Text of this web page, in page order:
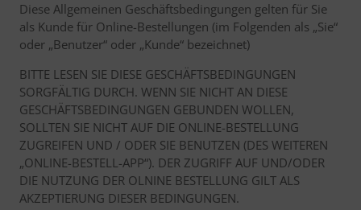
Diese Allgemeinen Geschäftsbedingungen gelten für Sie
als Kunde für Online-Bestellungen (im Folgenden als „Sie“
oder „Benutzer“ oder „Kunde“ bezeichnet)
BITTE LESEN SIE DIESE GESCHÄFTSBEDINGUNGEN
SORGFÄLTIG DURCH. WENN SIE NICHT AN DIESE
GESCHÄFTSBEDINGUNGEN GEBUNDEN WOLLEN,
SOLLTEN SIE NICHT AUF DIE ONLINE-BESTELLUNG
ZUGREIFEN UND / ODER SIE BENUTZEN (DES WEITEREN
„ONLINE-BESTELL-APP“). DER ZUGRIFF AUF UND/ODER
DIE NUTZUNG DER OLNINE BESTELLUNG GILT ALS
AKZEPTIERUNG DIESER BEDINGUNGEN.